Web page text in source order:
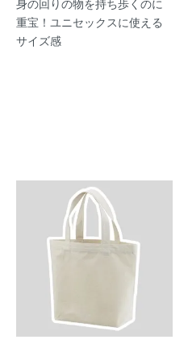
身の回りの物を持ち歩くのに
重宝！ユニセックスに使える
サイズ感